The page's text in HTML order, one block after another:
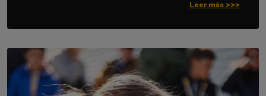
Leer más >>>